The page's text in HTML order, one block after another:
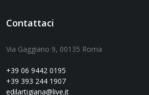
Contattaci
Via Gaggiano 9, 00135 Roma
+39 06 9442 0195
+39 393 244 1907
edilartigiana@live.it